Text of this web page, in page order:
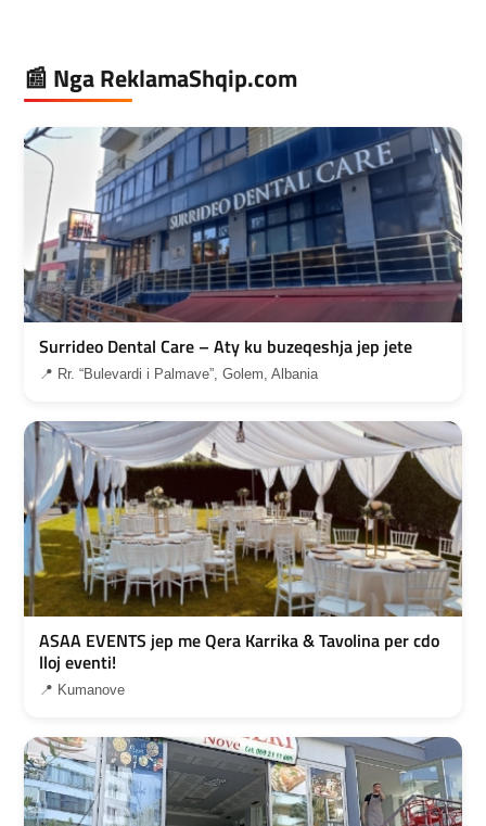
📰 Nga ReklamaShqip.com
Surrideo Dental Care – Aty ku buzeqeshja jep jete
📍 Rr. “Bulevardi i Palmave”, Golem, Albania
ASAA EVENTS jep me Qera Karrika & Tavolina per cdo
lloj eventi!
📍 Kumanove